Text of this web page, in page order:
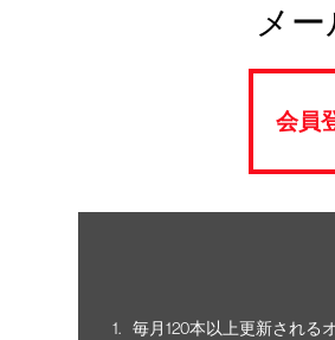
メ
会員
毎月120本以上更新される